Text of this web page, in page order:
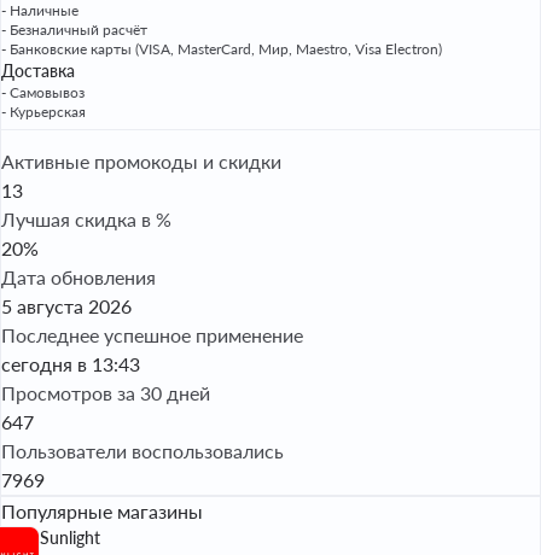
- Наличные
- Безналичный расчёт
- Банковские карты (VISA, MasterCard, Мир, Maestro, Visa Electron)
Доставка
- Самовывоз
- Курьерская
Активные промокоды и скидки
13
Лучшая скидка в %
20%
Дата обновления
5 августа 2026
Последнее успешное применение
сегодня в 13:43
Просмотров за 30 дней
647
Пользователи воспользовались
7969
Популярные магазины
Sunlight